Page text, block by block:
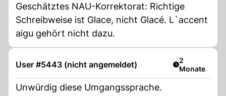
Geschätztes NAU-Korrektorat: Richtige
Schreibweise ist Glace, nicht Glacé. L`accent
aigu gehört nicht dazu.
User #5443 (nicht angemeldet) Artikel
2
Monate
Unwürdig diese Umgangssprache.